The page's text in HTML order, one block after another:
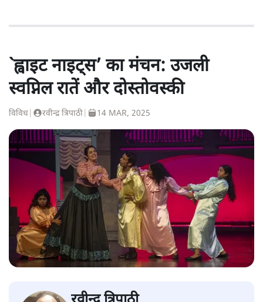
`ह्वाइट नाइट्स’ का मंचन: उजली
स्वप्निल रातें और दोस्तोवस्की
विविध रवीन्द्र त्रिपाठी 14 MAR, 2025